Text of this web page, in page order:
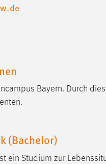
.de
Bayern. Durch
(Bachelor)
ein Studium zur